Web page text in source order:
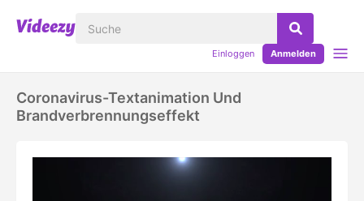
Einloggen Anmelden
Coronavirus-Textanimation Und
Brandverbrennungseffekt